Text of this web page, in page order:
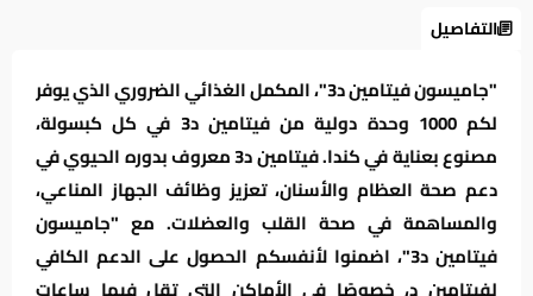
التفاصيل
"جاميسون فيتامين د3"، المكمل الغذائي الضروري الذي يوفر
لكم 1000 وحدة دولية من فيتامين د3 في كل كبسولة،
مصنوع بعناية في كندا. فيتامين د3 معروف بدوره الحيوي في
دعم صحة العظام والأسنان، تعزيز وظائف الجهاز المناعي،
والمساهمة في صحة القلب والعضلات. مع "جاميسون
فيتامين د3"، اضمنوا لأنفسكم الحصول على الدعم الكافي